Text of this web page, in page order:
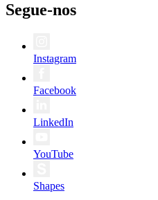
Segue-nos
Instagram
Facebook
LinkedIn
YouTube
Shapes